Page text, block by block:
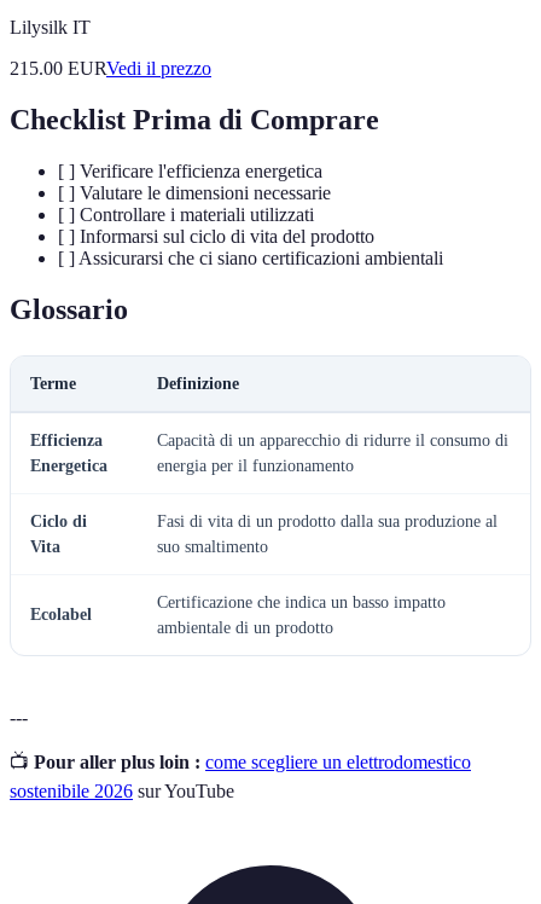
Lilysilk IT
215.00 EURVedi il prezzo
Checklist Prima di Comprare
[ ] Verificare l'efficienza energetica
[ ] Valutare le dimensioni necessarie
[ ] Controllare i materiali utilizzati
[ ] Informarsi sul ciclo di vita del prodotto
[ ] Assicurarsi che ci siano certificazioni ambientali
Glossario
Terme Definizione
Efficienza
Energetica
Capacità di un apparecchio di ridurre il consumo di
energia per il funzionamento
Ciclo di
Vita
Fasi di vita di un prodotto dalla sua produzione al
suo smaltimento
Ecolabel
Certificazione che indica un basso impatto
ambientale di un prodotto
---
📺 Pour aller plus loin : come scegliere un elettrodomestico
sostenibile 2026 sur YouTube